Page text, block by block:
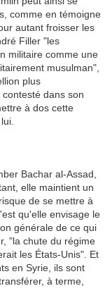
comme en témoigne
autant froisser les
Filler "les
militaire comme une
musulman",
plus
dans son
à dos cette
Bachar al-Assad,
elle maintient un
de se mettre à
qu'elle envisage le
générale de ce qui
"la chute du régime
les États-Unis". Et
en Syrie, ils sont
à terme,